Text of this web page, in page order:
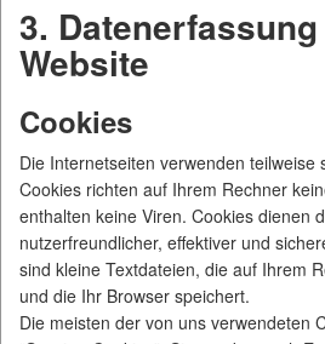
3.
Website
Cookies
Die Internetseiten verwenden teilweise
Cookies richten auf Ihrem Rechner
enthalten keine Viren. Cookies dienen
nutzerfreundlicher, effektiver und
sind kleine Textdateien, die auf Ihrem
und die Ihr Browser speichert.
Die meisten der von uns verwendeten